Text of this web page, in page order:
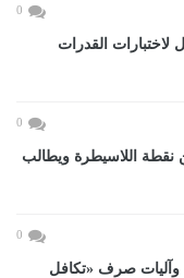
0
التسجيل لاختبارات القدرات
0
اللاسيطرة ويطالب
0
موعد وآليات صرف «تكافل